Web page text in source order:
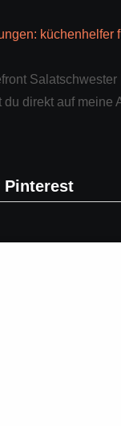
direkt auf meine
Pinterest